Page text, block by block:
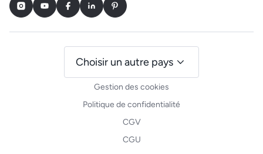
InstagramYoutubeFacebookLinkedInPinterest
Gestion des cookies
Politique de confidentialité
CGV
CGU
Choisir un autre pays